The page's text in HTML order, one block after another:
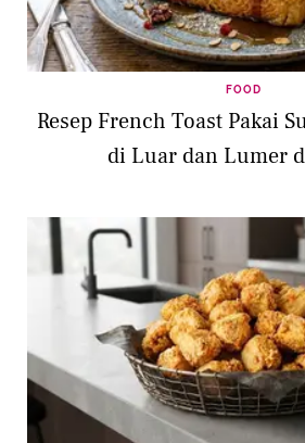
FOOD
Resep French Toast Pakai
di Luar dan Lumer